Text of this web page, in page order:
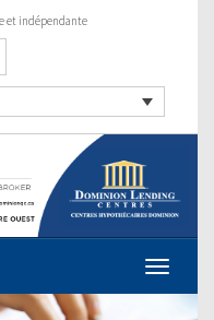
et indépendante